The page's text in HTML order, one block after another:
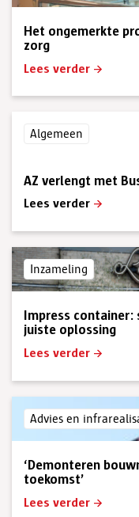
Het ongemerkte
zorg
Lees verder
Algemeen
AZ verlengt met
Lees verder
Inzameling
Impress container:
juiste oplossing
Lees verder
Advies en
‘Demonteren
toekomst’
Lees verder